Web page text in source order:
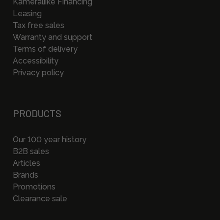
Leasing
Tax free sales
Warranty and support
Terms of delivery
Accessibility
Privacy policy
PRODUCTS
Our 100 year history
B2B sales
Articles
Brands
Promotions
Clearance sale